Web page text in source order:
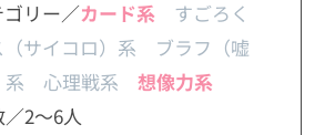
リー／カード系 すごろく
サイコロ）系 ブラフ（嘘
系 心理戦系 想像力系
2～6人